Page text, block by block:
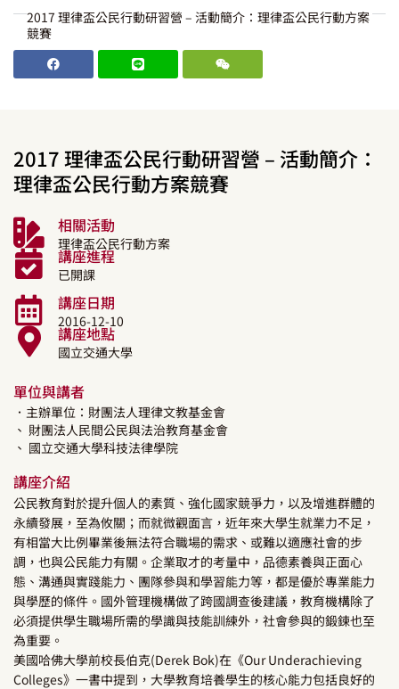
2017 理律盃公民行動研習營 – 活動簡介：理律盃公民行動方案
競賽
2017 理律盃公民行動研習營 – 活動簡介：
理律盃公民行動方案競賽
相關活動
理律盃公民行動方案
講座進程
已開課
講座日期
2016-12-10
講座地點
國立交通大學
單位與講者
．主辦單位：財團法人理律文教基金會
、 財團法人民間公民與法治教育基金會
、 國立交通大學科技法律學院
講座介紹
公民教育對於提升個人的素質、強化國家競爭力，以及增進群體的
永續發展，至為攸關；而就微觀面言，近年來大學生就業力不足，
有相當大比例畢業後無法符合職場的需求、或難以適應社會的步
調，也與公民能力有關。企業取才的考量中，品德素養與正面心
態、溝通與實踐能力、團隊參與和學習能力等，都是優於專業能力
與學歷的條件。國外管理機構做了跨國調查後建議，教育機構除了
必須提供學生職場所需的學識與技能訓練外，社會參與的鍛鍊也至
為重要。
美國哈佛大學前校長伯克(Derek Bok)在《Our Underachieving
Colleges》一書中提到，大學教育培養學生的核心能力包括良好的